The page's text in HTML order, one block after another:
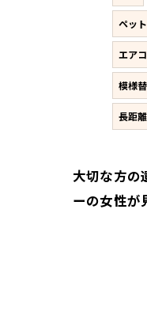
ペッ
エア
模様
長距離
大切な方の
ーの女性が